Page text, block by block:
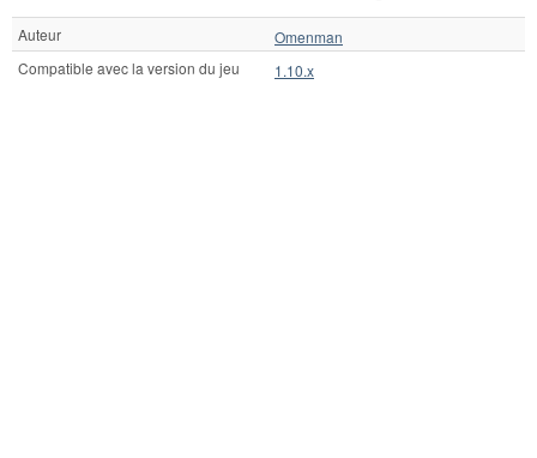
Auteur
Omenman
Compatible avec la version du jeu
1.10.x